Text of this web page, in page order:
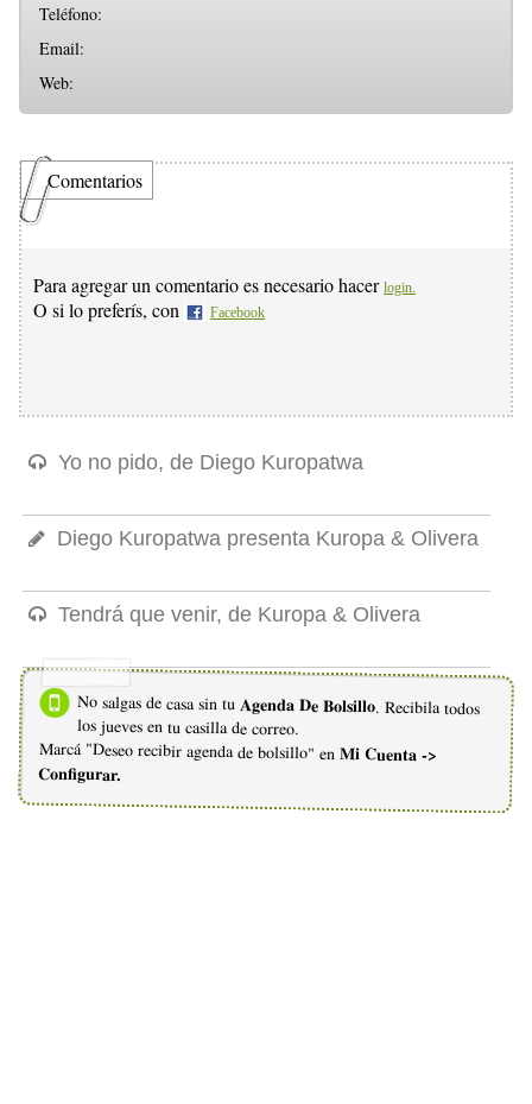
Teléfono:
Email:
Web:
Comentarios
Para agregar un comentario es necesario hacer login.
O si lo preferís, con Facebook
Yo no pido, de Diego Kuropatwa
Diego Kuropatwa presenta Kuropa & Olivera
Tendrá que venir, de Kuropa & Olivera
No salgas de casa sin tu Agenda De Bolsillo. Recibila todos
los jueves en tu casilla de correo.
Marcá "Deseo recibir agenda de bolsillo" en Mi Cuenta ->
Configurar.